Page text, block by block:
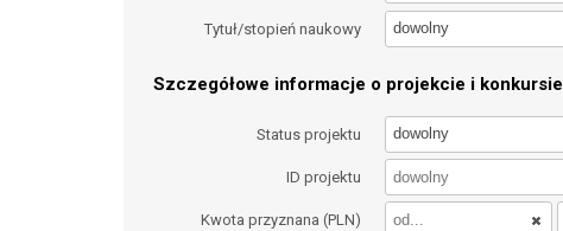
Tytuł/stopień naukowy dowolny
Szczegółowe informacje o projekcie i konkursie
Status projektu dowolny
ID projektu
Kwota przyznana (PLN)